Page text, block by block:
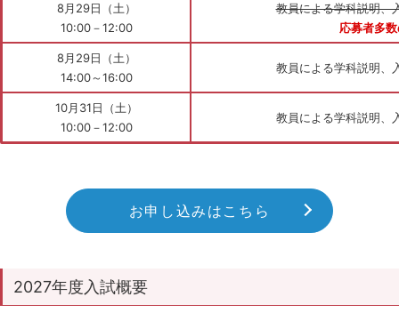
8月29日（土）
10:00－12:00
教員による学科説明、
応募者多
8月29日（土）
14:00～16:00
教員による学科説明、
10月31日（土）
10:00－12:00
教員による学科説明、
お申し込みはこちら
2027年度入試概要